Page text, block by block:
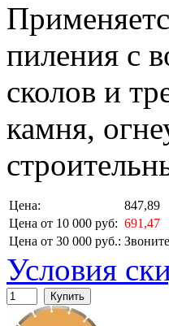
пиления с
сколов и
камня,
Цена:
847,89
Цена от 10 000 руб: 691,47
Цена от 30 000 руб.:
Условия
Купить